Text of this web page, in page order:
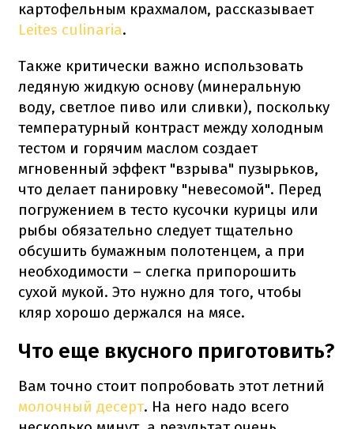
картофельным крахмалом, рассказывает
Leites culinaria.
Также критически важно использовать
ледяную жидкую основу (минеральную
воду, светлое пиво или сливки), поскольку
температурный контраст между холодным
тестом и горячим маслом создает
мгновенный эффект "взрыва" пузырьков,
что делает панировку "невесомой". Перед
погружением в тесто кусочки курицы или
рыбы обязательно следует тщательно
обсушить бумажным полотенцем, а при
необходимости – слегка припорошить
сухой мукой. Это нужно для того, чтобы
кляр хорошо держался на мясе.
Что еще вкусного приготовить?
Вам точно стоит попробовать этот летний
молочный десерт. На него надо всего